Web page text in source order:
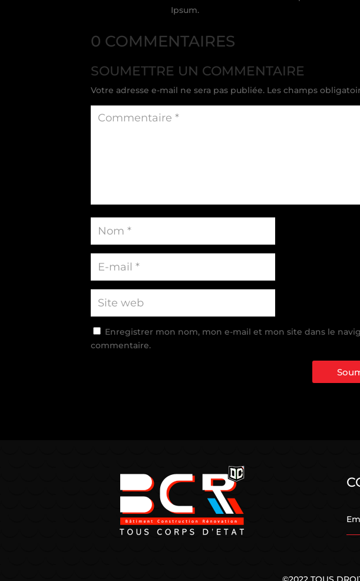
Ipsum.
0 COMMENTAIRES
SOUMETTRE UN COMMENTAIRE
Votre adresse e-mail ne sera pas publiée. Les champs
Enregistrer mon nom, mon e-mail et mon site dans le
commentaire.